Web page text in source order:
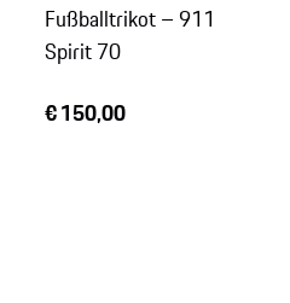
Fußballtrikot – 911
Spirit 70
€ 150,00